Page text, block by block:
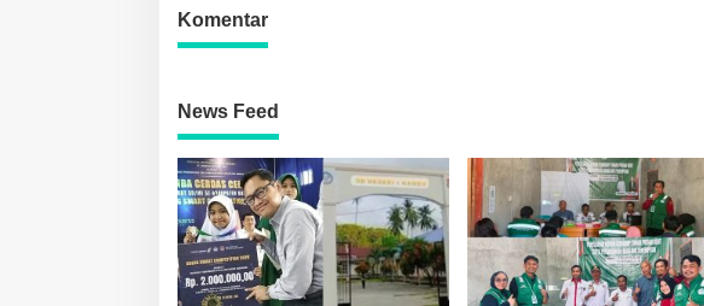
Komentar
News Feed